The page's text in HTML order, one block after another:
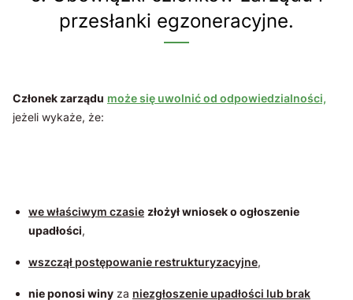
przesłanki egzoneracyjne.
Członek zarządu może się uwolnić od odpowiedzialności,
jeżeli wykaże, że:
we właściwym czasie złożył wniosek o ogłoszenie
upadłości,
wszczął postępowanie restrukturyzacyjne,
nie ponosi winy za niezgłoszenie upadłości lub brak